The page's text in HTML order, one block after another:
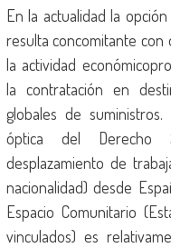
En la actualidad la
resulta concomitante con
la actividad
la contratación en
globales de
óptica del Derecho
desplazamiento de
nacionalidad) desde
Espacio Comunitario
vinculados) es